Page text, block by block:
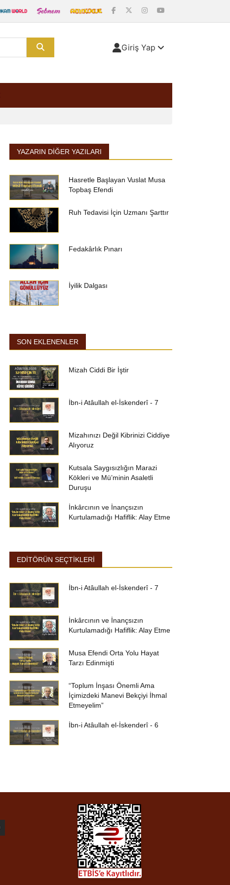
Giriş Yap
YAZARIN DIĞER YAZILARI
Hasretle Başlayan Vuslat Musa
Topbaş Efendi
Ruh Tedavisi İçin Uzmanı Şarttır
Fedakârlık Pınarı
İyilik Dalgası
SON EKLENENLER
Mizah Ciddi Bir İştir
İbn-i Atâullah el-İskenderî - 7
Mizahınızı Değil Kibrinizi Ciddiye
Alıyoruz
Kutsala Saygısızlığın Marazi
Kökleri ve Mü’minin Asaletli
Duruşu
İnkârcının ve İnançsızın
Kurtulamadığı Hafiflik: Alay Etme
EDİTÖRÜN SEÇTİKLERİ
İbn-i Atâullah el-İskenderî - 7
İnkârcının ve İnançsızın
Kurtulamadığı Hafiflik: Alay Etme
Musa Efendi Orta Yolu Hayat
Tarzı Edinmişti
“Toplum İnşası Önemli Ama
İçimizdeki Manevi Bekçiyi İhmal
Etmeyelim”
İbn-i Atâullah el-İskenderî - 6